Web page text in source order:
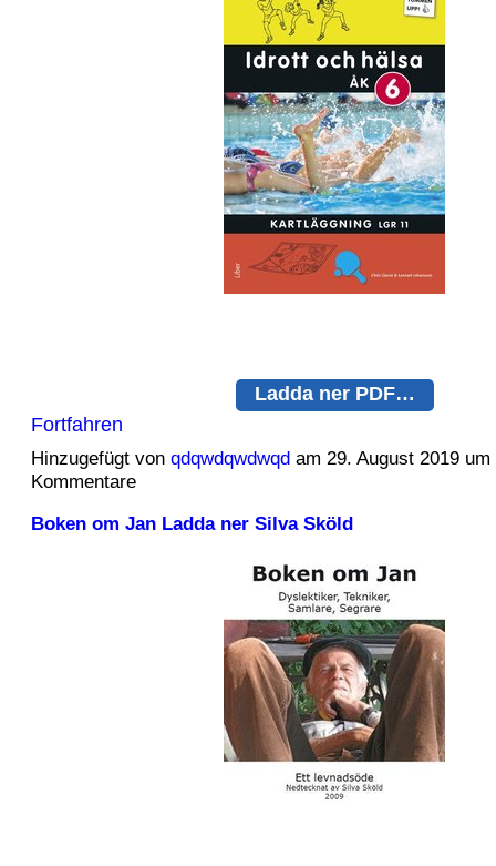
Ladda ner PDF…
Fortfahren
Hinzugefügt von qdqwdqwdwqd am 29. August 2019
Kommentare
Boken om Jan Ladda ner Silva Sköld